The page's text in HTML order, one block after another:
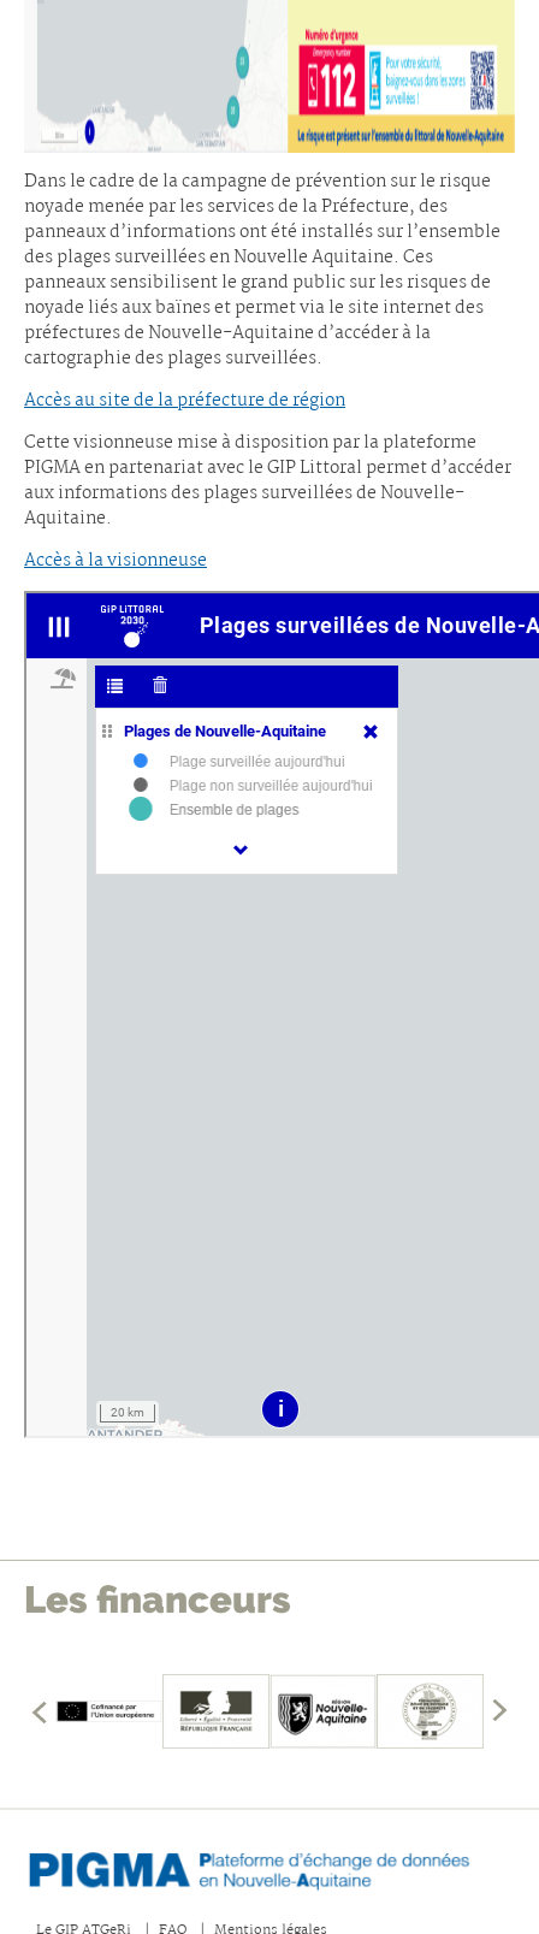
Dans le cadre de la campagne de prévention sur le risque
noyade menée par les services de la Préfecture, des
panneaux d’informations ont été installés sur l’ensemble
des plages surveillées en Nouvelle Aquitaine. Ces
panneaux sensibilisent le grand public sur les risques de
noyade liés aux baïnes et permet via le site internet des
préfectures de Nouvelle-Aquitaine d’accéder à la
cartographie des plages surveillées.
Accès au site de la préfecture de région
Cette visionneuse mise à disposition par la plateforme
PIGMA en partenariat avec le GIP Littoral permet d’accéder
aux informations des plages surveillées de Nouvelle-
Aquitaine.
Accès à la visionneuse
Les financeurs
les